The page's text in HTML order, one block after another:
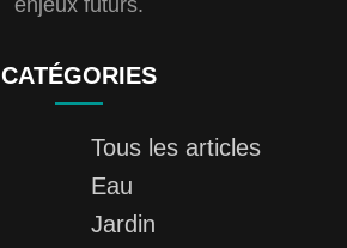
enjeux futurs.
CATÉGORIES
Tous les articles
Eau
Jardin